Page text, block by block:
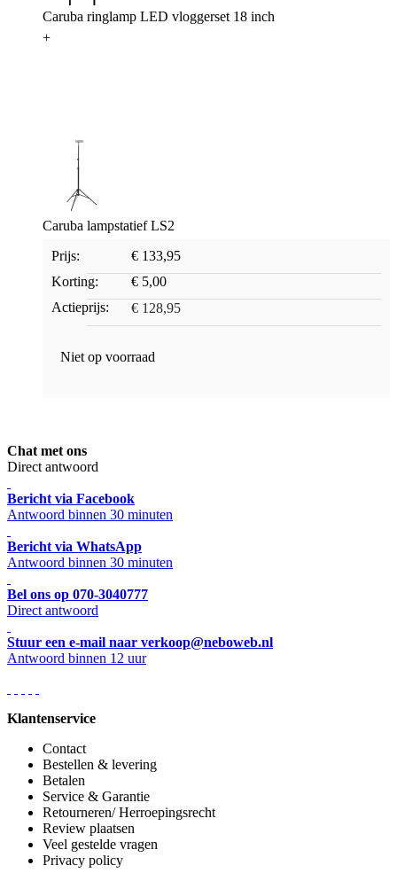
Caruba ringlamp LED vloggerset 18 inch
+
Caruba lampstatief LS2
Prijs:
€ 133,95
Korting:
€ 5,00
Actieprijs:
€ 128,95
Niet op voorraad
Chat met ons
Direct antwoord
Bericht via Facebook
Antwoord binnen 30 minuten
Bericht via WhatsApp
Antwoord binnen 30 minuten
Bel ons op 070-3040777
Direct antwoord
Stuur een e-mail naar verkoop@neboweb.nl
Antwoord binnen 12 uur
Klantenservice
Contact
Bestellen & levering
Betalen
Service & Garantie
Retourneren/ Herroepingsrecht
Review plaatsen
Veel gestelde vragen
Privacy policy